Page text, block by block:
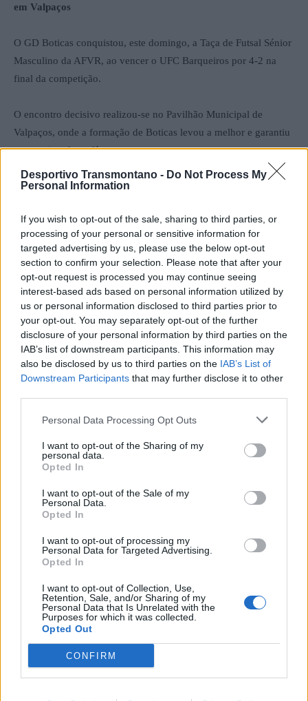
Desportivo Transmontano - Do Not Process My
Personal Information
If you wish to opt-out of the sale, sharing to third parties, or
processing of your personal or sensitive information for
targeted advertising by us, please use the below opt-out
section to confirm your selection. Please note that after your
opt-out request is processed you may continue seeing
interest-based ads based on personal information utilized by
us or personal information disclosed to third parties prior to
your opt-out. You may separately opt-out of the further
disclosure of your personal information by third parties on the
IAB’s list of downstream participants. This information may
also be disclosed by us to third parties on the IAB’s List of
Downstream Participants that may further disclose it to other
Personal Data Processing Opt Outs
I want to opt-out of the Sharing of my
personal data.
Opted In
I want to opt-out of the Sale of my
Personal Data.
Opted In
I want to opt-out of processing my
Personal Data for Targeted Advertising.
Opted In
I want to opt-out of Collection, Use,
Retention, Sale, and/or Sharing of my
Personal Data that Is Unrelated with the
Purposes for which it was collected.
Opted Out
CONFIRM
em Valpaços
O GD Boticas conquistou, este domingo, a Taça de Futsal Sénior
Masculino da AFVR, ao vencer o UFC Barqueiros por 4-2 na
final da competição.
O encontro decisivo realizou-se no Pavilhão Municipal de
Valpaços, onde a formação de Boticas levou a melhor e garantiu
a conquista do troféu.
Com este triunfo, o GD Boticas fecha a participação na prova
finalista vencido.
Foto: AFVR
AFVR: resultados, marcadores
e classificação dos jogos da
31ª jornada da Divisão de
Abaças e Benagouro na final
da Taça Inatel Vila Real/Viseu
Últimas notícias